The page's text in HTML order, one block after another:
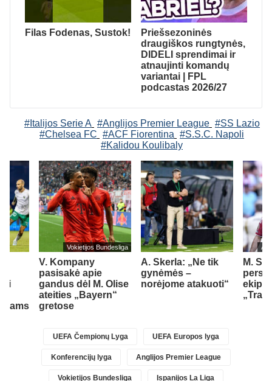
Filas Fodenas, Sustok!
Priešsezoninės
draugiškos rungtynės,
DIDELI sprendimai ir
atnaujinti komandų
variantai | FPL
podcastas 2026/27
#Italijos Serie A #Anglijos Premier League #SS Lazio
#Chelsea FC #ACF Fiorentina #S.S.C. Napoli
#Kalidou Koulibaly
Vokietijos Bundesliga
V. Kompany
pasisakė apie
gandus dėl M. Olise
ateities „Bayern“
gretose
A. Skerla: „Ne tik
gynėmės –
norėjome atakuoti“
M.
ekipą
UEFA Čempionų Lyga UEFA Europos lyga
Konferencijų lyga Anglijos Premier League
Vokietijos Bundesliga Ispanijos La Liga